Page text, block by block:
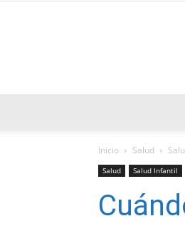
Inicio Salud
Salud Salud Infantil